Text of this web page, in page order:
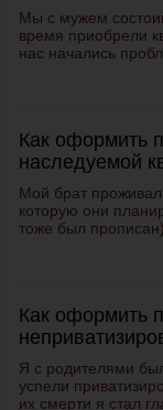
Мы с мужем
время приобрели
нас начались
Как оформить
наследуемой
Мой брат
которую они
тоже был
Как оформить
Я с родителями
успели
их смерти я стал